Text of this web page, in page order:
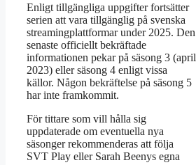
Enligt tillgängliga uppgifter fortsätter
serien att vara tillgänglig på svenska
streamingplattformar under 2025. Den
senaste officiellt bekräftade
informationen pekar på säsong 3 (april
2023) eller säsong 4 enligt vissa
källor. Någon bekräftelse på säsong 5
har inte framkommit.
För tittare som vill hålla sig
uppdaterade om eventuella nya
säsonger rekommenderas att följa
SVT Play eller Sarah Beenys egna